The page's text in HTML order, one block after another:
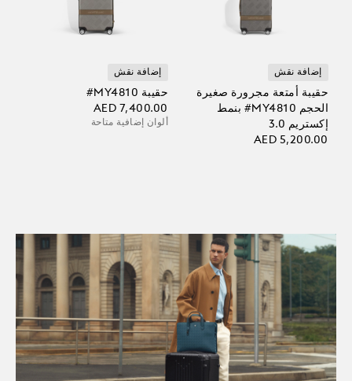
إضافة نقش
حقيبة أمتعة مجرورة صغيرة
الحجم ‎#MY4810 بنمط
إكستريم 3.0
AED 5,200.00
إضافة نقش
حقيبة MY4810‏#‏
AED 7,400.00
ألوان إضافية متاحة